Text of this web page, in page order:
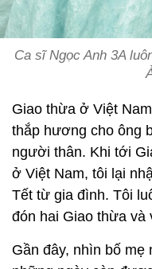
Ca sĩ Ngọc Anh 3A
Giao thừa ở Việt
thắp hương cho ông
người thân. Khi tới
ở Việt Nam, tôi lại
Tết từ gia đình. Tôi
đón hai Giao thừa và
Gần đây, nhìn bố mẹ